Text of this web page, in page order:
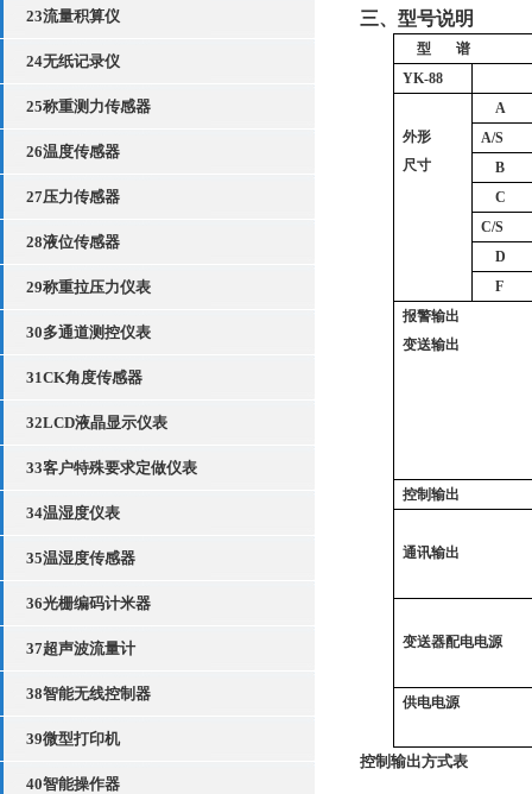
23流量积算仪
24无纸记录仪
25称重测力传感器
26温度传感器
27压力传感器
28液位传感器
29称重拉压力仪表
30多通道测控仪表
31CK角度传感器
32LCD液晶显示仪表
33客户特殊要求定做仪表
34温湿度仪表
35温湿度传感器
36光栅编码计米器
37超声波流量计
38智能无线控制器
39微型打印机
40智能操作器
三、型号说明
型
谱
YK-88
外形
尺寸
A
A/S
B
C
C/S
D
F
报警输出
变送输出
控制输出
通讯输出
变送器配电电源
供电电源
控制输出方式表